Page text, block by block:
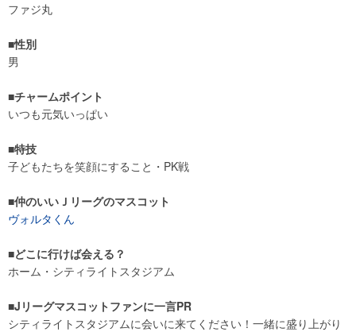
ファジ丸
■性別
男
■チャームポイント
いつも元気いっぱい
■特技
子どもたちを笑顔にすること・PK戦
■仲のいいＪリーグのマスコット
ヴォルタくん
■どこに行けば会える？
ホーム・シティライトスタジアム
■Jリーグマスコットファンに一言PR
シティライトスタジアムに会いに来てください！一緒に盛り上がり